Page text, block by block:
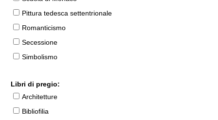
Pittura tedesca settentrionale
Romanticismo
Secessione
Simbolismo
Libri di pregio:
Architetture
Bibliofilia